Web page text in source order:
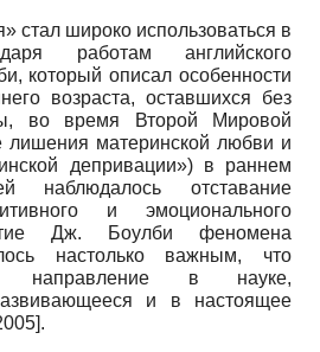
стал широко использоваться в
работам английского
который описал особенности
возраста, оставшихся без
во время Второй Мировой
лишения материнской любви и
депривации») в раннем
наблюдалось отставание
и эмоционального
Дж. Боулби феномена
настолько важным, что
направление в науке,
и в настоящее
].